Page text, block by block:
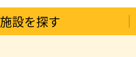
施設を探す